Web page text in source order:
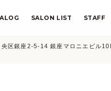
SALON LIST STAFF
区銀座2-5-14 銀座マロニエビル